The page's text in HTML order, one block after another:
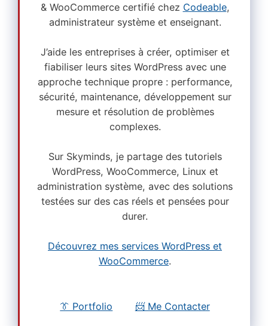
& WooCommerce certifié chez Codeable,
administrateur système et enseignant.
J’aide les entreprises à créer, optimiser et
fiabiliser leurs sites WordPress avec une
approche technique propre : performance,
sécurité, maintenance, développement sur
mesure et résolution de problèmes
complexes.
Sur Skyminds, je partage des tutoriels
WordPress, WooCommerce, Linux et
administration système, avec des solutions
testées sur des cas réels et pensées pour
durer.
Découvrez mes services WordPress et
WooCommerce.
👔 Portfolio 📨 Me Contacter